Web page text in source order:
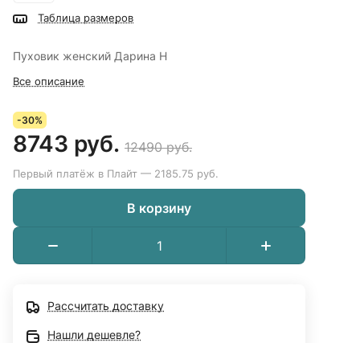
Таблица размеров
Пуховик женский Дарина Н
Все описание
-30%
8743 руб. 12490 руб.
Первый платёж в Плайт — 2185.75 руб.
В корзину
Рассчитать доставку
Нашли дешевле?